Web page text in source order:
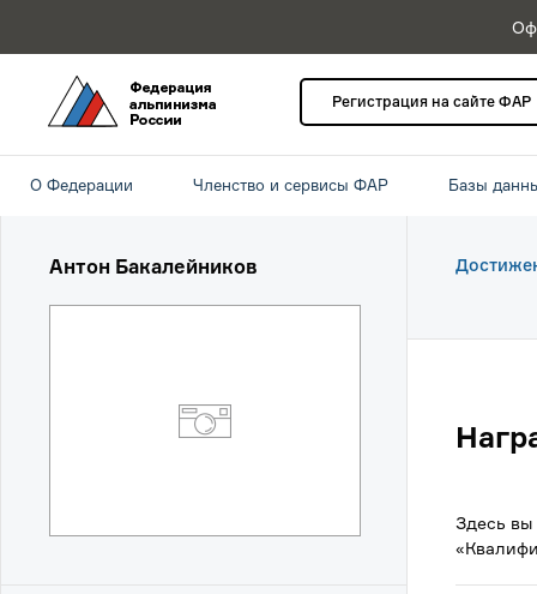
Регистрация на сайте ФАР
О Федерации Членство и сервисы ФАР Базы
Антон Бакалейников
Здесь вы